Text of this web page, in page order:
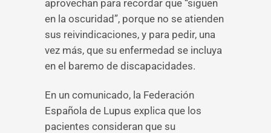
aprovechan para recordar que “siguen
en la oscuridad”, porque no se atienden
sus reivindicaciones, y para pedir, una
vez más, que su enfermedad se incluya
en el baremo de discapacidades.
En un comunicado, la Federación
Española de Lupus explica que los
pacientes consideran que su